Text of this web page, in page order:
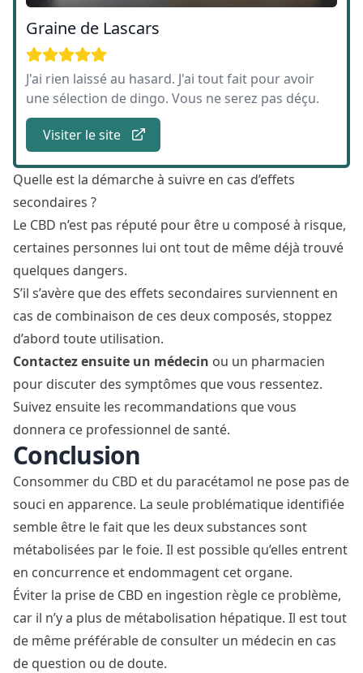
Graine de Lascars
J'ai rien laissé au hasard. J'ai tout fait pour avoir
une sélection de dingo. Vous ne serez pas déçu.
Visiter le site
Quelle est la démarche à suivre en cas d’effets
secondaires ?
Le CBD n’est pas réputé pour être u composé à risque,
certaines personnes lui ont tout de même déjà trouvé
quelques dangers.
S’il s’avère que des effets secondaires surviennent en
cas de combinaison de ces deux composés, stoppez
d’abord toute utilisation.
Contactez ensuite un médecin ou un pharmacien
pour discuter des symptômes que vous ressentez.
Suivez ensuite les recommandations que vous
donnera ce professionnel de santé.
Conclusion
Consommer du CBD et du paracétamol ne pose pas de
souci en apparence. La seule problématique identifiée
semble être le fait que les deux substances sont
métabolisées par le foie. Il est possible qu’elles entrent
en concurrence et endommagent cet organe.
Éviter la prise de CBD en ingestion règle ce problème,
car il n’y a plus de métabolisation hépatique. Il est tout
de même préférable de consulter un médecin en cas
de question ou de doute.